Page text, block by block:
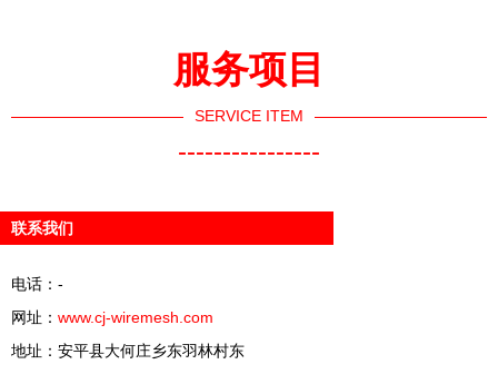
服务项目
SERVICE ITEM
----------------
联系我们
电话：-
网址： www.cj-wiremesh.com
地址：安平县大何庄乡东羽林村东